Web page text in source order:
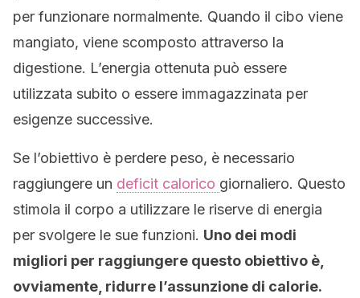
per funzionare normalmente. Quando il cibo viene
mangiato, viene scomposto attraverso la
digestione. L’energia ottenuta può essere
utilizzata subito o essere immagazzinata per
esigenze successive.
Se l’obiettivo è perdere peso, è necessario
raggiungere un deficit calorico giornaliero. Questo
stimola il corpo a utilizzare le riserve di energia
per svolgere le sue funzioni. Uno dei modi
migliori per raggiungere questo obiettivo è,
ovviamente, ridurre l’assunzione di calorie.